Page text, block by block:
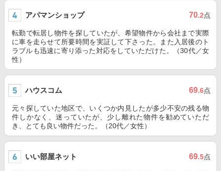
アパマンショップ 70.2点
転勤で転居し物件を探していたが、希望物件から会社まで実際
に車を走らせて所要時間を実証して下さった。また入居後のト
ラブルも迅速に寄り添った対応をしていただけた。（30代／女
性）
ハウスコム 69.6点
元々探していた地区で、いくつか内見したが多少不安の残る物
件しかなく、迷っていたが、少し離れた物件を勧めていただ
き、とても良い物件だった。（20代／女性）
いい部屋ネット 69.5点